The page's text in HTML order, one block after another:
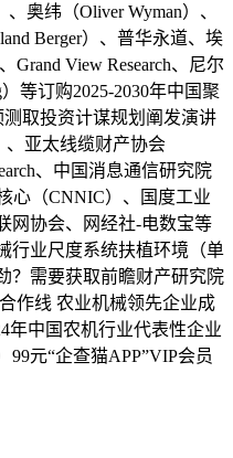
奥纬（Oliver Wyman）、
Berger）、普华永道、埃
Grand View Research、尼尔
等订购2025-2030年中国聚
取投资计谋规划阐发演讲
亚太线缆财产协会
、中国消息通信研究院
心（CNNIC）、国度工业
网协会、网经社-电数宝等
行业尺度系统扶植环境（单
？需要获取前瞻财产研究院
作线 农业机械领先企业成
年中国农机行业代表性企业
元“企查猫APP”VIP会员